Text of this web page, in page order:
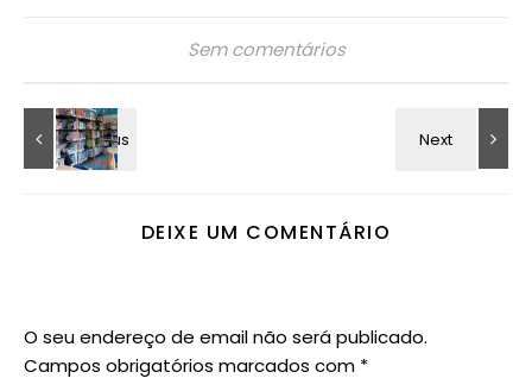
Sem comentários
DEIXE UM COMENTÁRIO
O seu endereço de email não será publicado.
Campos obrigatórios marcados com *